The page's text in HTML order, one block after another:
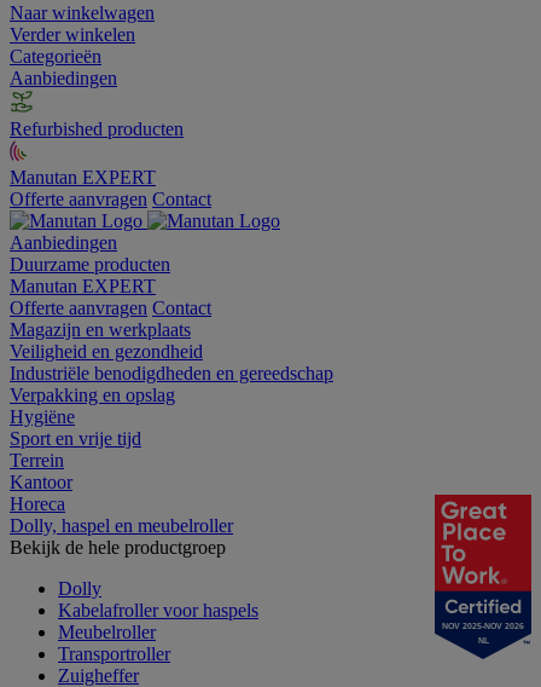
Naar winkelwagen
Verder winkelen
Categorieën
Aanbiedingen
Refurbished producten
Manutan EXPERT
Offerte aanvragen Contact
Aanbiedingen
Duurzame producten
Manutan EXPERT
Offerte aanvragen Contact
Magazijn en werkplaats
Veiligheid en gezondheid
Industriële benodigdheden en gereedschap
Verpakking en opslag
Hygiëne
Sport en vrije tijd
Terrein
Kantoor
Horeca
Dolly, haspel en meubelroller
Bekijk de hele productgroep
Dolly
Kabelafroller voor haspels
Meubelroller
Transportroller
Zuigheffer
NOV 2025-NOV 2026
NL